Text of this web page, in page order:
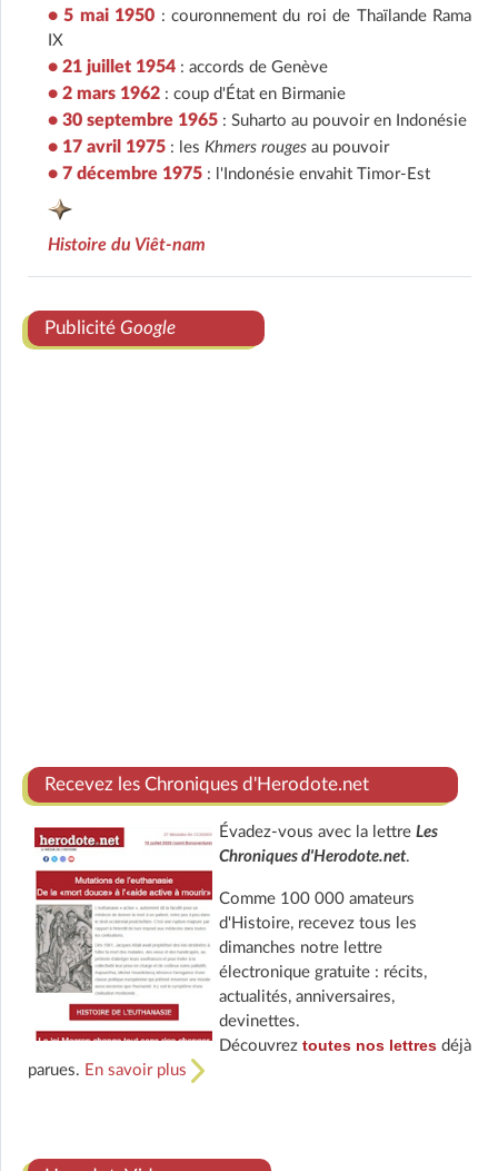
• 5 mai 1950 : couronnement du roi de Thaïlande Rama
IX
• 21 juillet 1954 : accords de Genève
• 2 mars 1962 : coup d'État en Birmanie
• 30 septembre 1965 : Suharto au pouvoir en Indonésie
• 17 avril 1975 : les Khmers rouges au pouvoir
• 7 décembre 1975 : l'Indonésie envahit Timor-Est
Histoire du Viêt-nam
Publicité Google
Recevez les Chroniques d'Herodote.net
Évadez-vous avec la lettre Les
Chroniques d'Herodote.net.
Comme 100 000 amateurs
d'Histoire, recevez tous les
dimanches notre lettre
électronique gratuite : récits,
actualités, anniversaires,
devinettes.
Découvrez toutes nos lettresdéjà
parues. En savoir plus